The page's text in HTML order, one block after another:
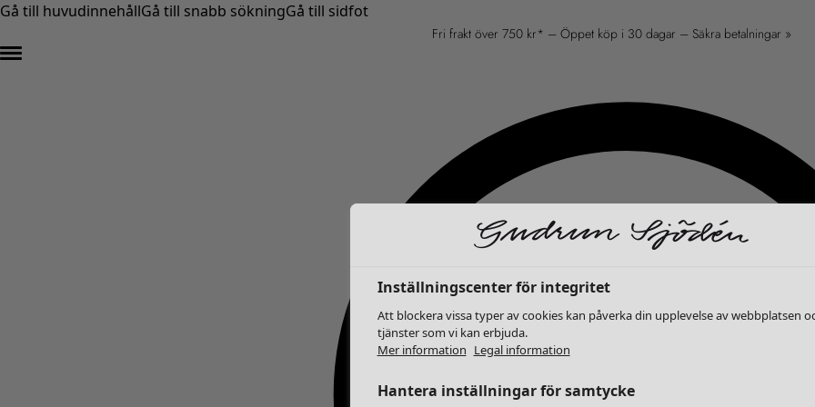
Gå till huvudinnehållGå till snabb sökningGå till sidfot
Fri frakt över 750 kr* – Öppet köp i 30 dagar – Säkra betalningar »
Inställningscenter för integritet
Att blockera vissa typer av cookies kan påverka din upplevelse av webbplatsen
tjänster som vi kan erbjuda.
Mer information Legal information
Hantera inställningar för samtycke